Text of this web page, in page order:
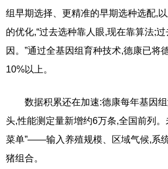
组早期选择、更精准的早期选种选配,
的优化,“过去选种靠人眼,现在靠算法;
因。”通过全基因组育种技术,德康已将
10%以上。
数据积累还在加速:德康每年基因组
头,性能测定量新增约6万条,全国前列。
菜单”——输入养殖规模、区域气候,系
猪组合。